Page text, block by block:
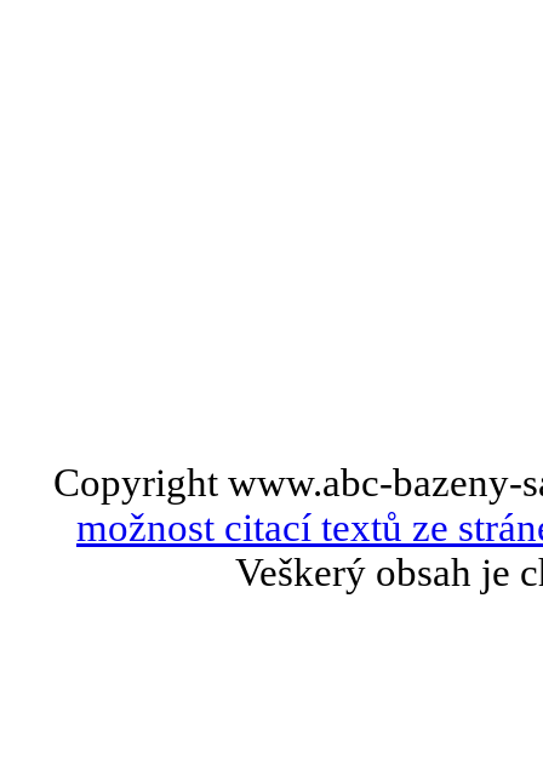
Copyright www.abc-bazeny-
možnost citací textů ze
Veškerý obsah je